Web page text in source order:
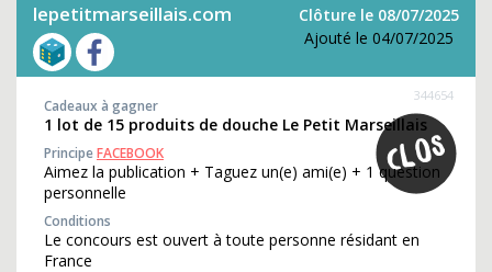
lepetitmarseillais.com
Clôture le 08/07/2025
Ajouté le 04/07/2025
344654
Cadeaux à gagner
1 lot de 15 produits de douche Le Petit Marseillais
PrincipeFACEBOOK
Aimez la publication + Taguez un(e) ami(e) + 1 question
personnelle
Conditions
Le concours est ouvert à toute personne résidant en
France